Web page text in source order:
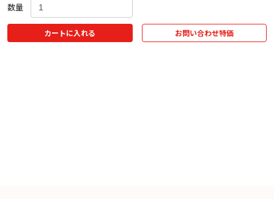
数量
カートに入れる お問い合わせ特価